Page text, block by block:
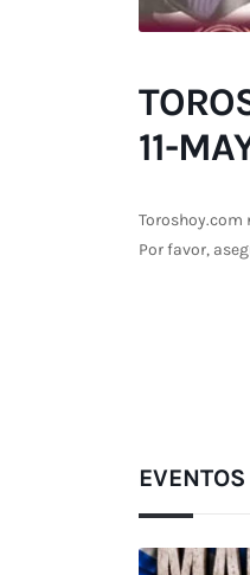
11-
Toroshoy.com
Por favor,